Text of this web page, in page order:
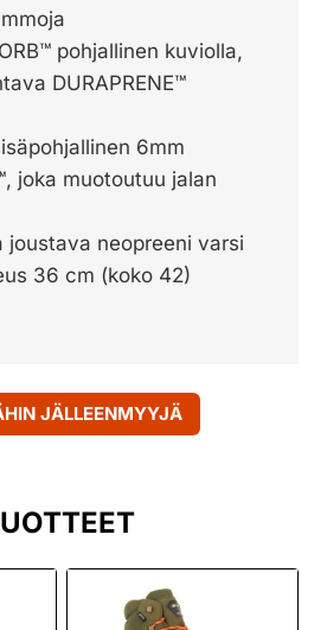
pohjallinen kuviolla,
DURAPRENE™
6mm
joka muotoutuu jalan
joustava neopreeni varsi
36 cm (koko 42)
JÄLLEENMYYJÄ